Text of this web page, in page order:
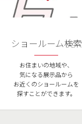
ショールーム検索
お住まいの地域や、
気になる展示品から
お近くのショールームを
探すことができます。